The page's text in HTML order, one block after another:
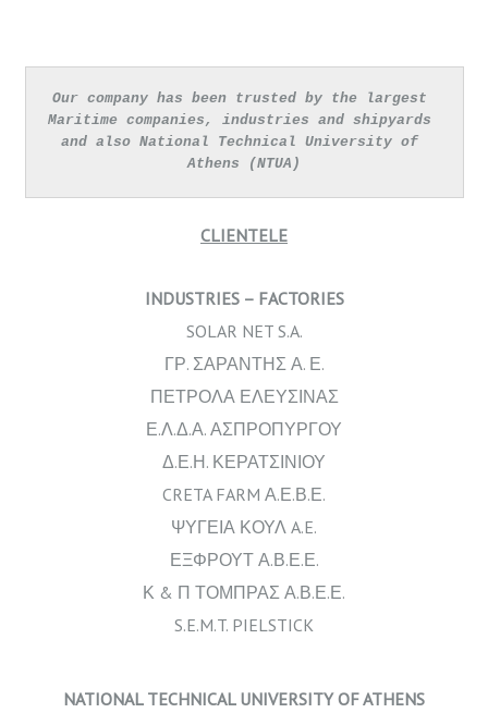
S
Our company has been trusted by the largest
Maritime companies, industries and shipyards
and also National Technical University of
Athens (NTUA)
CLIENTELE
INDUSTRIES – FACTORIES
SOLAR NET S.A.
ΓΡ. ΣΑΡΑΝΤΗΣ Α. Ε.
ΠΕΤΡΟΛΑ ΕΛΕΥΣΙΝΑΣ
Ε.Λ.Δ.Α. ΑΣΠΡΟΠΥΡΓΟΥ
Δ.Ε.Η. ΚΕΡΑΤΣΙΝΙΟΥ
CRETA FARM Α.Ε.Β.Ε.
ΨΥΓΕΙΑ ΚΟΥΛ A.E.
ΕΞΦΡΟΥΤ Α.Β.Ε.Ε.
Κ & Π ΤΟΜΠΡΑΣ Α.Β.Ε.Ε.
S.E.M.T. PIELSTICK
NATIONAL TECHNICAL UNIVERSITY OF ATHENS